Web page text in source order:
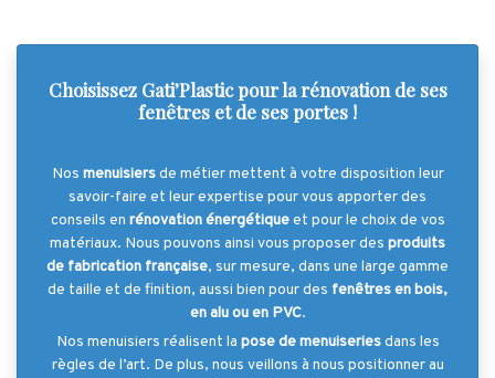
Choisissez Gati’Plastic pour la rénovation de ses
fenêtres et de ses portes !
Nos menuisiersde métier mettent à votre disposition leur
savoir-faire et leur expertise pour vous apporter des
conseils en rénovation énergétiqueet pour le choix de vos
matériaux. Nous pouvons ainsi vous proposer des produits
de fabrication française, sur mesure, dans une large gamme
de taille et de finition, aussi bien pour des fenêtres en bois,
en alu ou en PVC.
Nos menuisiers réalisent la pose de menuiseriesdans les
règles de l’art. De plus, nous veillons à nous positionner au